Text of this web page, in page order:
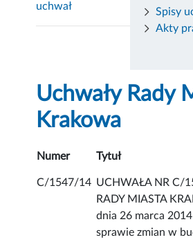
Spisy
Akty
uchwał
Uchwały Rady
Krakowa
Numer Tytuł
C/1547/14 UCHWAŁA NR C/
RADY MIASTA
dnia 26 marca
sprawie zmian w